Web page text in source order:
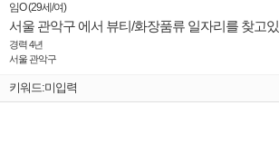
임O(29세 /여)
경력 4년
서울 관악구
키워드:미입력